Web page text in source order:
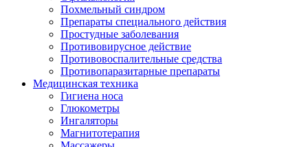
Похмельный синдром
Препараты специального действия
Простудные заболевания
Противовирусное действие
Противовоспалительные средства
Противопаразитарные препараты
Медицинская техника
Гигиена носа
Глюкометры
Ингаляторы
Магнитотерапия